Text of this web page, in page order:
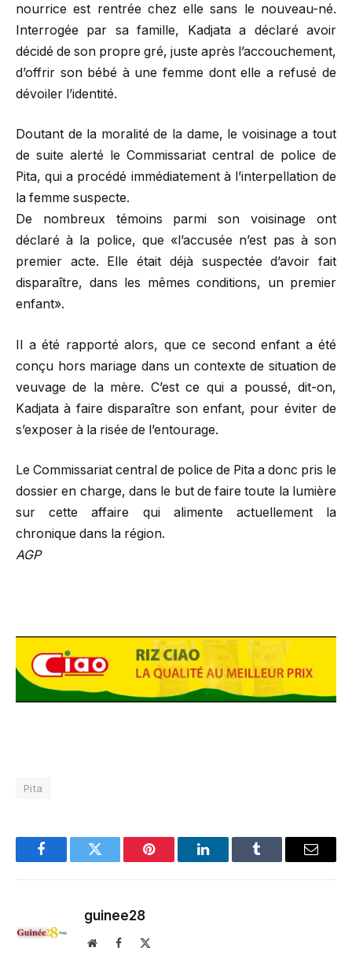
nourrice est rentrée chez elle sans le nouveau-né.
Interrogée par sa famille, Kadjata a déclaré avoir
décidé de son propre gré, juste après l’accouchement,
d’offrir son bébé à une femme dont elle a refusé de
dévoiler l’identité.
Doutant de la moralité de la dame, le voisinage a tout
de suite alerté le Commissariat central de police de
Pita, qui a procédé immédiatement à l’interpellation de
la femme suspecte.
De nombreux témoins parmi son voisinage ont
déclaré à la police, que «l’accusée n’est pas à son
premier acte. Elle était déjà suspectée d’avoir fait
disparaître, dans les mêmes conditions, un premier
enfant».
Il a été rapporté alors, que ce second enfant a été
conçu hors mariage dans un contexte de situation de
veuvage de la mère. C’est ce qui a poussé, dit-on,
Kadjata à faire disparaître son enfant, pour éviter de
s’exposer à la risée de l’entourage.
Le Commissariat central de police de Pita a donc pris le
dossier en charge, dans le but de faire toute la lumière
sur cette affaire qui alimente actuellement la
chronique dans la région.
AGP
Pita
FacebookTwitter Pinterest LinkedInTumblr Email
guinee28
WebsiteFacebook